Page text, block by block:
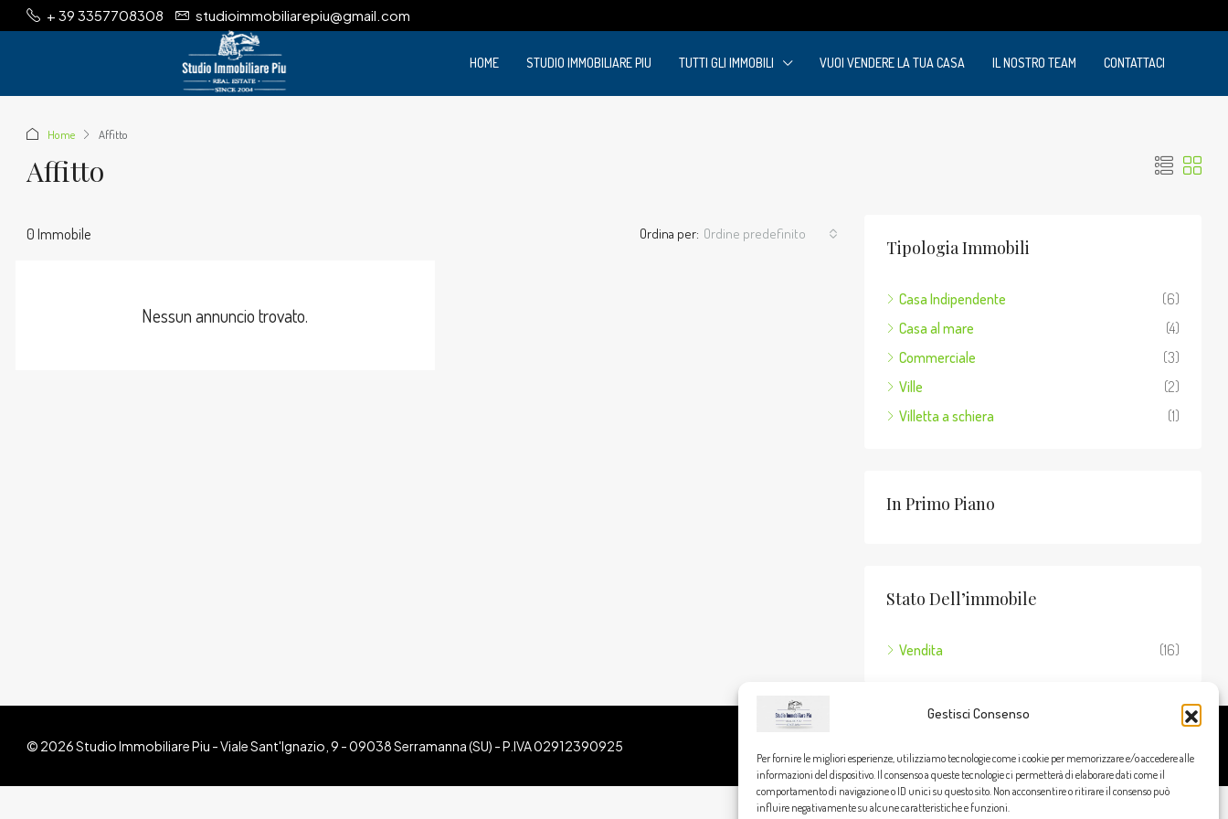
Gestisci Consenso
Per fornire le migliori esperienze, utilizziamo tecnologie come i cookie per memorizzare e/o accedere alle
informazioni del dispositivo. Il consenso a queste tecnologie ci permetterà di elaborare dati come il
comportamento di navigazione o ID unici su questo sito. Non acconsentire o ritirare il consenso può
influire negativamente su alcune caratteristiche e funzioni.
+ 39 3357708308 studioimmobiliarepiu@gmail.com
HOME STUDIO IMMOBILIARE PIU TUTTI GLI IMMOBILI VUOI VENDERE LA TUA CASA IL NOSTRO TEAM CONTATTACI
Home Affitto
Affitto
0 Immobile Ordina per: Ordine predefinito
Nessun annuncio trovato.
Tipologia Immobili
Casa Indipendente
(6)
Casa al mare
(4)
Commerciale
(3)
Ville
(2)
Villetta a schiera
(1)
In Primo Piano
Stato Dell’immobile
Vendita (16)
© 2026 Studio Immobiliare Piu - Viale Sant'Ignazio, 9 - 09038 Serramanna (SU) - P.IVA 02912390925